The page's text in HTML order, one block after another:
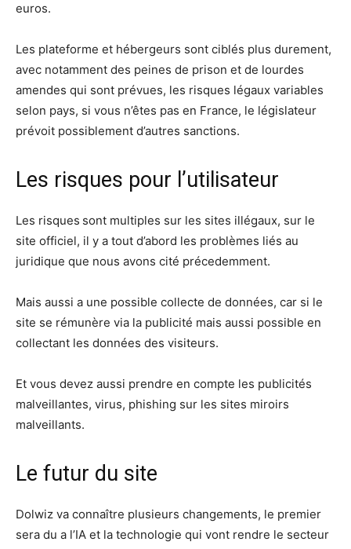
euros.
Les plateforme et hébergeurs sont ciblés plus durement,
avec notamment des peines de prison et de lourdes
amendes qui sont prévues, les risques légaux variables
selon pays, si vous n’êtes pas en France, le législateur
prévoit possiblement d’autres sanctions.
Les risques pour l’utilisateur
Les risques sont multiples sur les sites illégaux, sur le
site officiel, il y a tout d’abord les problèmes liés au
juridique que nous avons cité précedemment.
Mais aussi a une possible collecte de données, car si le
site se rémunère via la publicité mais aussi possible en
collectant les données des visiteurs.
Et vous devez aussi prendre en compte les publicités
malveillantes, virus, phishing sur les sites miroirs
malveillants.
Le futur du site
Dolwiz va connaître plusieurs changements, le premier
sera du a l’IA et la technologie qui vont rendre le secteur